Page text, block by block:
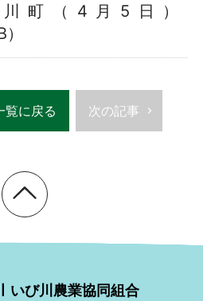
町（4月5日）
覧に戻る 次の記事
いび川農業協同組合